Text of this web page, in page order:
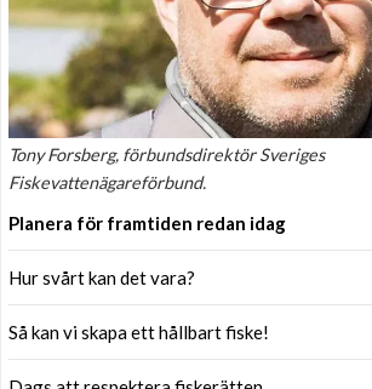
Tony Forsberg, förbundsdirektör Sveriges
Fiskevattenägareförbund.
Planera för framtiden redan idag
Hur svårt kan det vara?
Så kan vi skapa ett hållbart fiske!